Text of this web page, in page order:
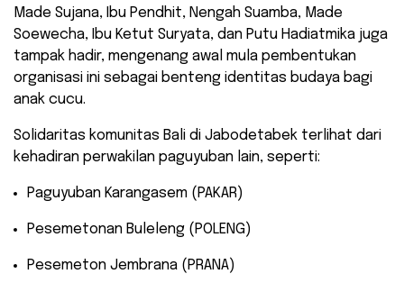
Made Sujana, Ibu Pendhit, Nengah Suamba, Made
Soewecha, Ibu Ketut Suryata, dan Putu Hadiatmika juga
tampak hadir, mengenang awal mula pembentukan
organisasi ini sebagai benteng identitas budaya bagi
anak cucu.
​Solidaritas komunitas Bali di Jabodetabek terlihat dari
kehadiran perwakilan paguyuban lain, seperti:
​Paguyuban Karangasem (PAKAR)
​Pesemetonan Buleleng (POLENG)
​Pesemeton Jembrana (PRANA)